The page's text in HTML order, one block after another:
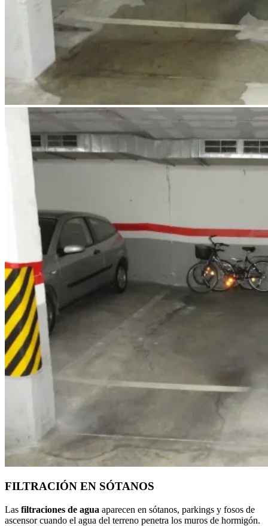
FILTRACIÓN EN SÓTANOS
Las filtraciones de agua aparecen en sótanos, parkings y fosos de
ascensor cuando el agua del terreno penetra los muros de hormigón.